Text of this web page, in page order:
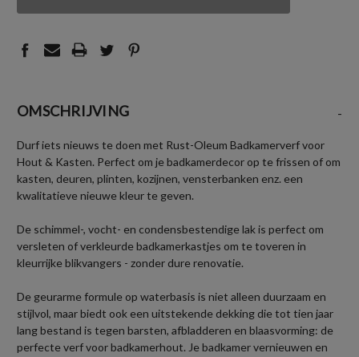
UNDEFINEDUNDEFINED
OMSCHRIJVING -
Durf iets nieuws te doen met Rust-Oleum Badkamerverf voor
Hout & Kasten. Perfect om je badkamerdecor op te frissen of om
kasten, deuren, plinten, kozijnen, vensterbanken enz. een
kwalitatieve nieuwe kleur te geven.
De schimmel-, vocht- en condensbestendige lak is perfect om
versleten of verkleurde badkamerkastjes om te toveren in
kleurrijke blikvangers - zonder dure renovatie.
De geurarme formule op waterbasis is niet alleen duurzaam en
stijlvol, maar biedt ook een uitstekende dekking die tot tien jaar
lang bestand is tegen barsten, afbladderen en blaasvorming: de
perfecte verf voor badkamerhout. Je badkamer vernieuwen en